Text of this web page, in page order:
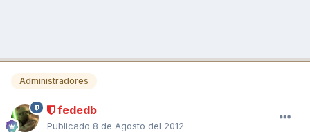
Administradores
fededb
Publicado 8 de Agosto del 2012